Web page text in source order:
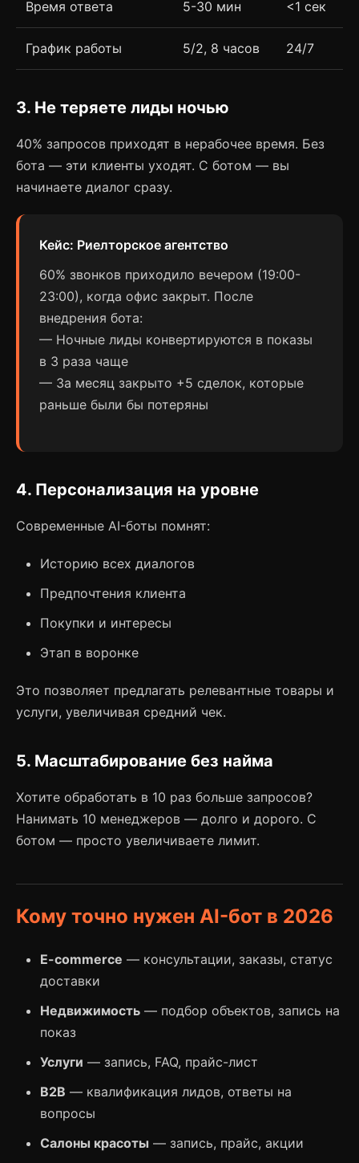
Время ответа 5-30 мин <1 сек
График работы 5/2, 8 часов 24/7
3. Не теряете лиды ночью
40% запросов приходят в нерабочее время. Без
бота — эти клиенты уходят. С ботом — вы
начинаете диалог сразу.
Кейс: Риелторское агентство
60% звонков приходило вечером (19:00-
23:00), когда офис закрыт. После
внедрения бота:
— Ночные лиды конвертируются в показы
в 3 раза чаще
— За месяц закрыто +5 сделок, которые
раньше были бы потеряны
4. Персонализация на уровне
Современные AI-боты помнят:
Историю всех диалогов
Предпочтения клиента
Покупки и интересы
Этап в воронке
Это позволяет предлагать релевантные товары и
услуги, увеличивая средний чек.
5. Масштабирование без найма
Хотите обработать в 10 раз больше запросов?
Нанимать 10 менеджеров — долго и дорого. С
ботом — просто увеличиваете лимит.
Кому точно нужен AI-бот в 2026
E-commerce — консультации, заказы, статус
доставки
Недвижимость — подбор объектов, запись на
показ
Услуги — запись, FAQ, прайс-лист
B2B — квалификация лидов, ответы на
вопросы
Салоны красоты — запись, прайс, акции